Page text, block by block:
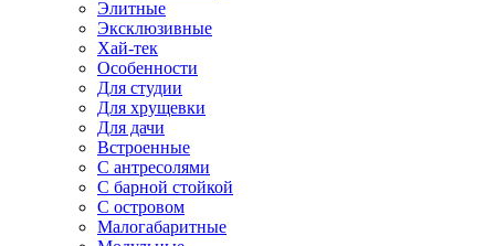
Элитные
Эксклюзивные
Хай-тек
Особенности
Для студии
Для хрущевки
Для дачи
Встроенные
С антресолями
С барной стойкой
С островом
Малогабаритные